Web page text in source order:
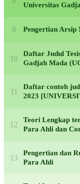
Universitas
Pengertian Arsip
Daftar Judul
Gadjah Mada
Daftar contoh
2023
Teori Lengkap
Para Ahli dan
Pengertian dan
Para Ahli